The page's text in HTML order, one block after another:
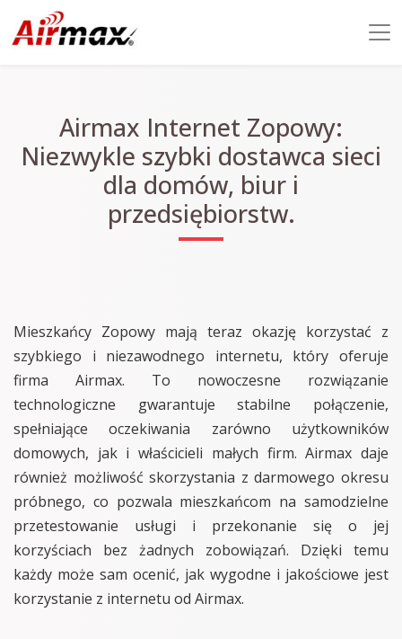
Airmax Internet Zopowy:
Niezwykle szybki dostawca sieci
dla domów, biur i
przedsiębiorstw.
Mieszkańcy Zopowy mają teraz okazję korzystać z
szybkiego i niezawodnego internetu, który oferuje
firma Airmax. To nowoczesne rozwiązanie
technologiczne gwarantuje stabilne połączenie,
spełniające oczekiwania zarówno użytkowników
domowych, jak i właścicieli małych firm. Airmax daje
również możliwość skorzystania z darmowego okresu
próbnego, co pozwala mieszkańcom na samodzielne
przetestowanie usługi i przekonanie się o jej
korzyściach bez żadnych zobowiązań. Dzięki temu
każdy może sam ocenić, jak wygodne i jakościowe jest
korzystanie z internetu od Airmax.